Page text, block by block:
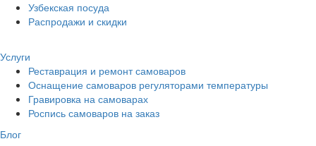
Узбекская посуда
Распродажи и скидки
Услуги
Реставрация и ремонт самоваров
Оснащение самоваров регуляторами температуры
Гравировка на самоварах
Роспись самоваров на заказ
Блог